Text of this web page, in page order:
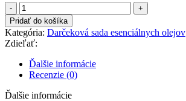
množstvo
Aromaterapeutická
Sada
100%
Esenciálnych
Olejov
-
Štartovací
Balíček
Pridať do košíka
Kategória: Darčeková sada esenciálnych olejov
Zdieľať:
Ďalšie informácie
Recenzie (0)
Ďalšie informácie